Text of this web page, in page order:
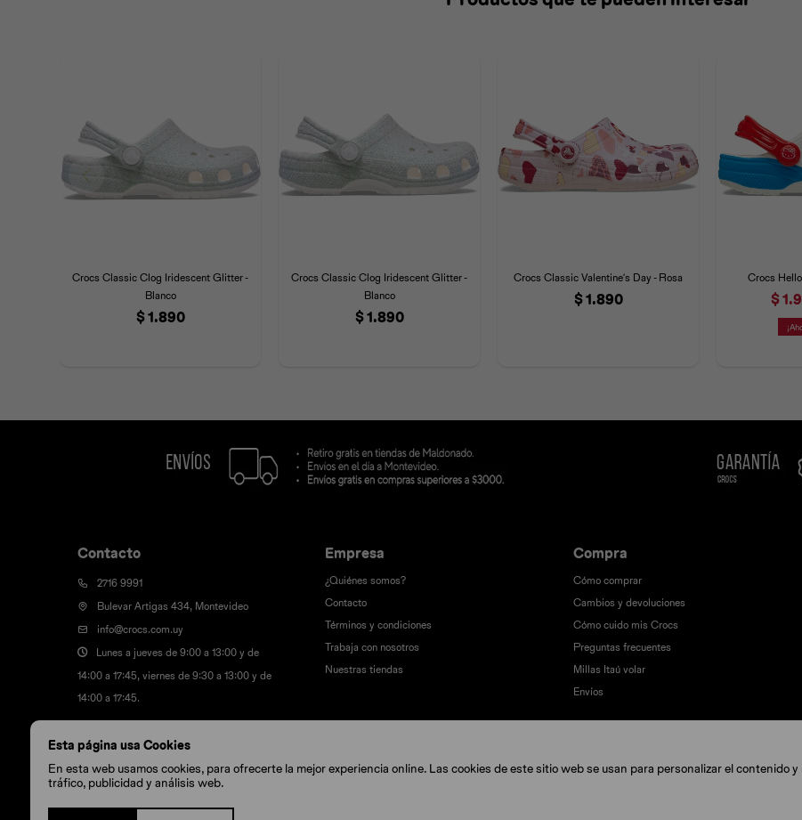
Esta página usa Cookies
En esta web usamos cookies, para ofrecerte la mejor experiencia online. Las cookies de este sitio web se usan para personalizar el contenido
tráfico, publicidad y análisis web.
Crocs Classic Clog Iridescent Glitter -
Blanco
$1.890
Crocs Classic Clog Iridescent Glitter -
Blanco
$1.890
Crocs Classic Valentine´s Day - Rosa
$1.890
Crocs
$
Contacto
2716 9991
Bulevar Artigas 434, Montevideo
info@crocs.com.uy
Lunes a jueves de 9:00 a 13:00 y de
14:00 a 17:45, viernes de 9:30 a 13:00 y de
14:00 a 17:45.
Empresa
¿Quiénes somos?
Contacto
Términos y condiciones
Trabaja con nosotros
Nuestras tiendas
Compra
Cómo comprar
Cambios y devoluciones
Cómo cuido mis Crocs
Preguntas frecuentes
Millas Itaú volar
Envíos